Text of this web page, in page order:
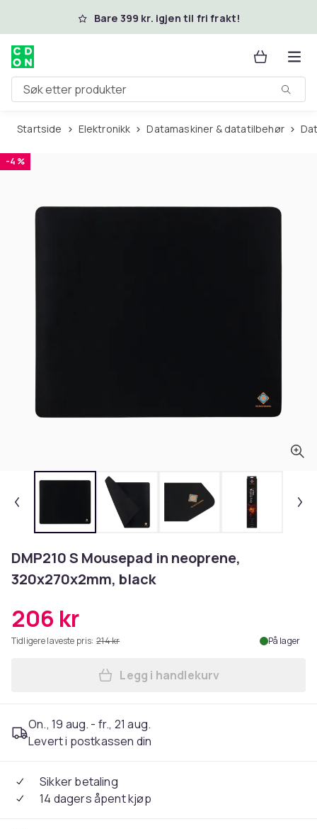
Hopp til hovedinnholdBare 399 kr. igjen til fri frakt!
Søk etter produkter
Startside Elektronikk Datamaskiner & datatilbehør
-4 %
DMP210 S Mousepad in neoprene,
320x270x2mm, black
206 kr
Tidligere laveste pris: 214 kr På lager
Legg DMP210 S
Legg i handlekurv
On., 19 aug. - fr., 21 aug.
Levert i postkassen din
Sikker betaling
14 dagers åpent kjøp